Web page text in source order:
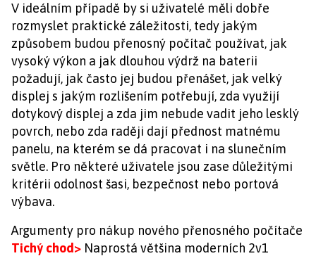
V ideálním případě by si uživatelé měli dobře
rozmyslet praktické záležitosti, tedy jakým
způsobem budou přenosný počítač používat, jak
vysoký výkon a jak dlouhou výdrž na baterii
požadují, jak často jej budou přenášet, jak velký
displej s jakým rozlišením potřebují, zda využijí
dotykový displej a zda jim nebude vadit jeho lesklý
povrch, nebo zda raději dají přednost matnému
panelu, na kterém se dá pracovat i na slunečním
světle. Pro některé uživatele jsou zase důležitými
kritérii odolnost šasi, bezpečnost nebo portová
výbava.
Argumenty pro nákup nového přenosného počítače
Tichý chod> Naprostá většina moderních 2v1